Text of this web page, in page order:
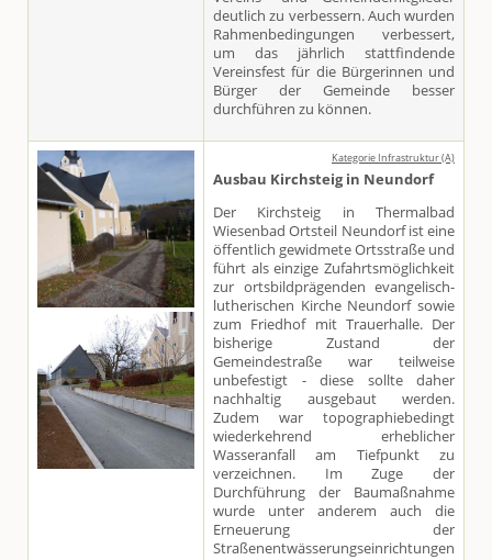
deutlich zu verbessern. Auch wurden
Rahmenbedingungen verbessert,
um das jährlich stattfindende
Vereinsfest für die Bürgerinnen und
Bürger der Gemeinde besser
durchführen zu können.
Kategorie Infrastruktur (A)
Ausbau Kirchsteig in Neundorf
Der Kirchsteig in Thermalbad
Wiesenbad Ortsteil Neundorf ist eine
öffentlich gewidmete Ortsstraße und
führt als einzige Zufahrtsmöglichkeit
zur ortsbildprägenden evangelisch-
lutherischen Kirche Neundorf sowie
zum Friedhof mit Trauerhalle. Der
bisherige Zustand der
Gemeindestraße war teilweise
unbefestigt - diese sollte daher
nachhaltig ausgebaut werden.
Zudem war topographiebedingt
wiederkehrend erheblicher
Wasseranfall am Tiefpunkt zu
verzeichnen. Im Zuge der
Durchführung der Baumaßnahme
wurde unter anderem auch die
Erneuerung der
Straßenentwässerungseinrichtungen